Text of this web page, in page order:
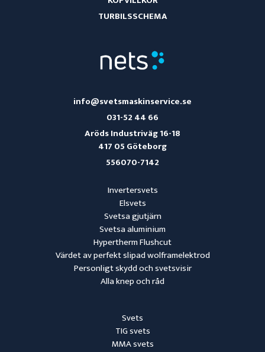
Svets
TIG svets
MMA svets
Invertersvets
Elsvets
Svetsa gjutjärn
Svetsa aluminium
Hypertherm Flushcut
Värdet av perfekt slipad wolframelektrod
Personligt skydd och svetsvisir
Alla knep och råd
info@svetsmaskinservice.se
031-52 44 66
Aröds Industriväg 16-18
417 05 Göteborg
556070-7142
TURBILSSCHEMA